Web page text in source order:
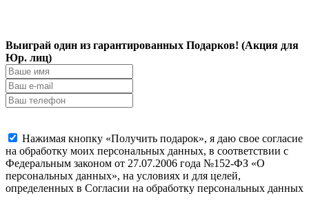
Выиграй один из гарантированных Подарков! (Акция для
Юр. лиц)
Нажимая кнопку «Получить подарок», я даю свое согласие
на обработку моих персональных данных, в соответствии с
Федеральным законом от 27.07.2006 года №152-ФЗ «О
персональных данных», на условиях и для целей,
определенных в Согласии на обработку персональных данных